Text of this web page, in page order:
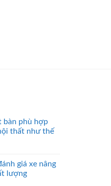
bàn phù hợp
thất như thế
giá xe nâng
lượng